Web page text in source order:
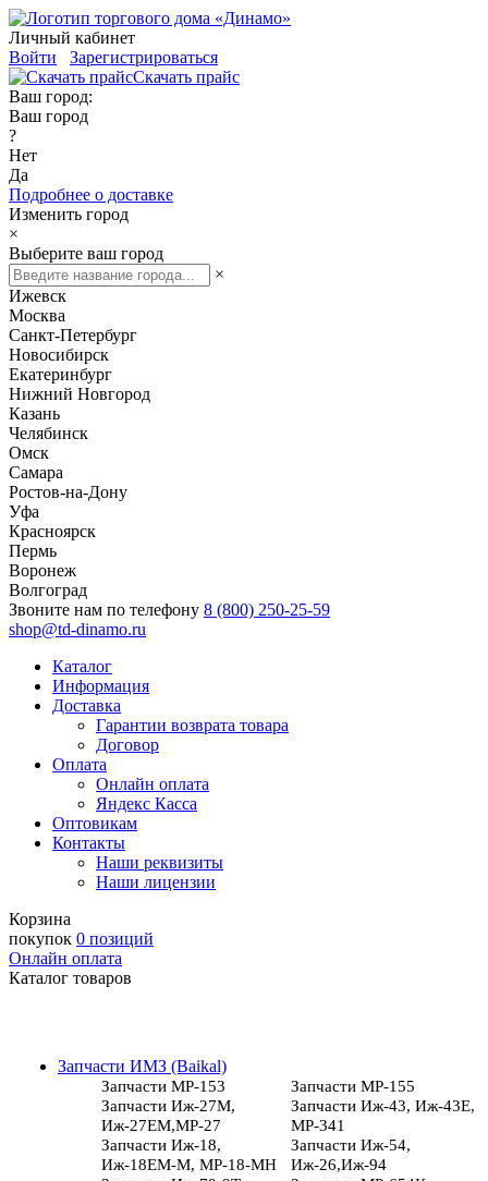
Личный кабинет
Войти
Зарегистрироваться
Скачать прайс
Ваш город:
Ваш город
?
Нет
Да
Подробнее о доставке
Изменить город
×
Выберите ваш город
×
Ижевск
Москва
Санкт-Петербург
Новосибирск
Екатеринбург
Нижний Новгород
Казань
Челябинск
Омск
Самара
Ростов-на-Дону
Уфа
Красноярск
Пермь
Воронеж
Волгоград
Звоните нам по телефону 8 (800) 250-25-59
shop@td-dinamo.ru
Каталог
Информация
Доставка
Гарантии возврата товара
Договор
Оплата
Онлайн оплата
Яндекс Касса
Оптовикам
Контакты
Наши реквизиты
Наши лицензии
Корзина
покупок 0 позиций
Онлайн оплата
Каталог товаров
Запчасти ИМЗ (Baikal)
Запчасти МР-153
Запчасти МР-155
Запчасти Иж-27М,
Иж-27ЕМ,МР-27
Запчасти Иж-43, Иж-43Е,
МР-341
Запчасти Иж-18,
Иж-18ЕМ-М, МР-18-МН
Запчасти Иж-54,
Иж-26,Иж-94